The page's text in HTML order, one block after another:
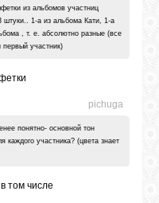
из альбомов участниц
штуки.. 1-а из альбома Кати, 1-а
, т. е. абсолютно разные (все
первый участник)
pichuga
понятно- основной тон
каждого участника? (цвета знает
том числе